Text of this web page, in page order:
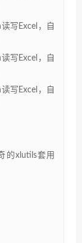
写Excel，自
写Excel，自
写Excel，自
的xlutils套用